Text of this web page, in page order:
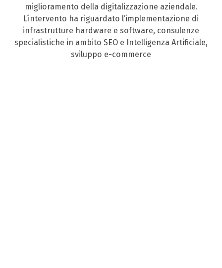
miglioramento della digitalizzazione aziendale.
L’intervento ha riguardato l’implementazione di
infrastrutture hardware e software, consulenze
specialistiche in ambito SEO e Intelligenza Artificiale,
sviluppo e-commerce